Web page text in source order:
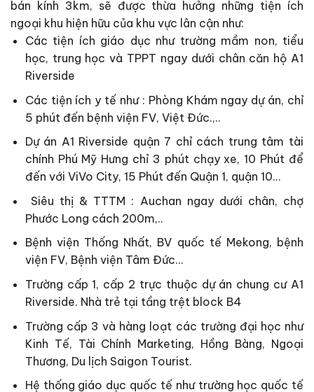
bán kính 3km, sẽ được thừa hưởng những tiện ích
ngoại khu hiện hữu của khu vực lân cận như:
Các tiện ích giáo dục như trường mầm non, tiểu
học, trung học và TPPT ngay dưới chân căn hộ A1
Riverside
Các tiện ích y tế như : Phòng Khám ngay dự án, chỉ
5 phút đến bệnh viện FV, Việt Đức.,..
Dự án A1 Riverside quận 7 chỉ cách trung tâm tài
chính Phú Mỹ Hưng chỉ 3 phút chạy xe, 10 Phút để
đến với ViVo City, 15 Phút đến Quận 1, quận 10…
Siêu thị & TTTM : Auchan ngay dưới chân, chợ
Phước Long cách 200m,..
Bệnh viện Thống Nhất, BV quốc tế Mekong, bệnh
viện FV, Bệnh viện Tâm Đức…
Trường cấp 1, cấp 2 trực thuộc dự án chung cư A1
Riverside. Nhà trẻ tại tầng trệt block B4
Trường cấp 3 và hàng loạt các trường đại học như
Kinh Tế, Tài Chính Marketing, Hồng Bàng, Ngoại
Thương, Du lịch Saigon Tourist.
Hệ thống giáo dục quốc tế như trường học quốc tế